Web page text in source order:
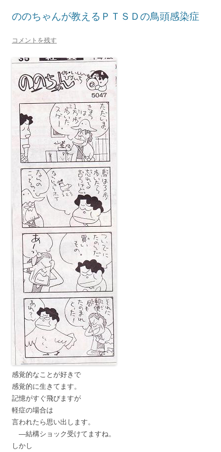
ののちゃんが教えるＰＴＳＤの鳥頭感染症
コメントを残す
感覚的なことが好きで
感覚的に生きてます。
記憶がすぐ飛びますが
軽症の場合は
言われたら思い出します。
―結構ショック受けてますね。
しかし